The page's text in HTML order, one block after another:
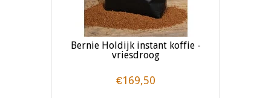
Bernie Holdijk instant koffie -
vriesdroog
€169,50